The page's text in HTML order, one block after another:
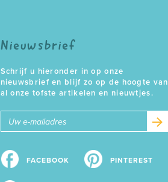
Nieuwsbrief
Schrijf u hieronder in op onze
nieuwsbrief en blijf zo op de hoogte van
al onze tofste artikelen en nieuwtjes.
mailadres
FACEBOOK PINTEREST